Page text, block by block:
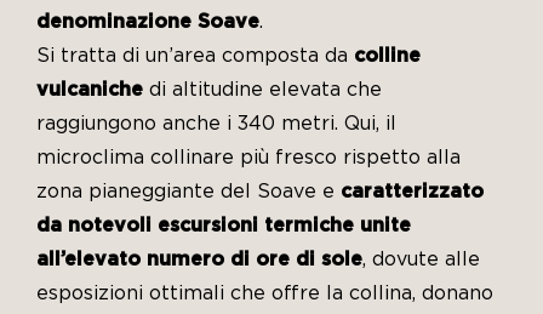
I nostri vigneti
Tappo a vite
Le nostre news
Contatti
denominazione Soave.
Si tratta di un’area composta da colline
vulcaniche di altitudine elevata che
raggiungono anche i 340 metri. Qui, il
microclima collinare più fresco rispetto alla
zona pianeggiante del Soave e caratterizzato
da notevoli escursioni termiche unite
all’elevato numero di ore di sole, dovute alle
esposizioni ottimali che offre la collina, donano